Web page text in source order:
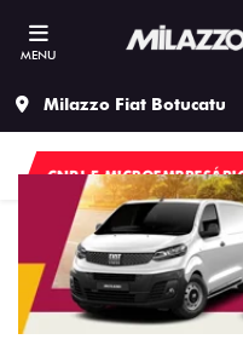
MENU
Milazzo Fiat Botucatu
CNPJ E